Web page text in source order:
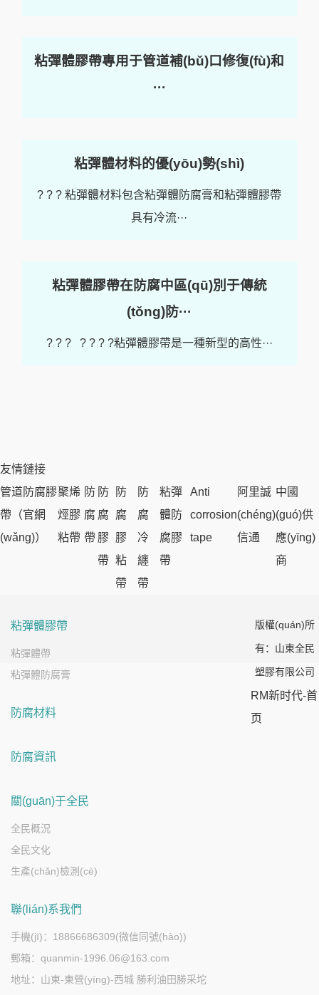
粘彈體膠帶專用于管道補(bǔ)口修復(fù)和
···
粘彈體材料的優(yōu)勢(shì)
? ? ? 粘彈體材料包含粘彈體防腐膏和粘彈體膠帶
具有冷流···
粘彈體膠帶在防腐中區(qū)別于傳統
(tǒng)防···
? ? ? ? ? ? ?粘彈體膠帶是一種新型的高性···
友情鏈接
管道防腐膠
帶（官網
(wǎng)）
聚烯
烴膠
粘帶
防
腐
帶
防
腐
膠
帶
防
腐
膠
粘
帶
防
腐
冷
纏
帶
粘彈
體防
腐膠
帶
Anti
corrosion
tape
阿里誠
(chéng)
信通
中國
(guó)供
應(yīng)
商
粘彈體膠帶
粘彈體帶
粘彈體防腐膏
防腐材料
防腐資訊
關(guān)于全民
全民概況
全民文化
生產(chǎn)檢測(cè)
聯(lián)系我們
手機(jī)：18866686309(微信同號(hào))
郵箱：quanmin-1996.06@163.com
地址：山東-東營(yíng)-西城 勝利油田勝采坨
版權(quán)所
有：山東全民
塑膠有限公司
RM新时代-首
页